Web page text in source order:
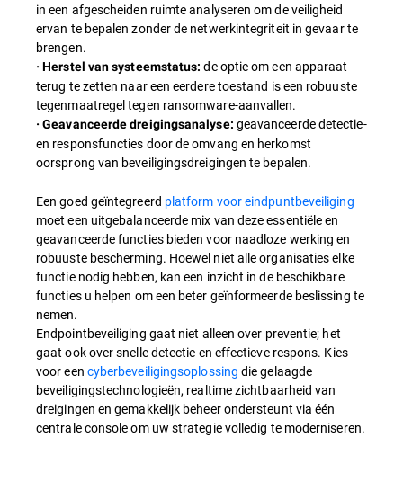
in een afgescheiden ruimte analyseren om de veiligheid
ervan te bepalen zonder de netwerkintegriteit in gevaar te
brengen.
· Herstel van systeemstatus: de optie om een apparaat
terug te zetten naar een eerdere toestand is een robuuste
tegenmaatregel tegen ransomware-aanvallen.
· Geavanceerde dreigingsanalyse: geavanceerde detectie-
en responsfuncties door de omvang en herkomst
oorsprong van beveiligingsdreigingen te bepalen.
Een goed geïntegreerd platform voor eindpuntbeveiliging
moet een uitgebalanceerde mix van deze essentiële en
geavanceerde functies bieden voor naadloze werking en
robuuste bescherming. Hoewel niet alle organisaties elke
functie nodig hebben, kan een inzicht in de beschikbare
functies u helpen om een beter geïnformeerde beslissing te
nemen.
Endpointbeveiliging gaat niet alleen over preventie; het
gaat ook over snelle detectie en effectieve respons. Kies
voor een cyberbeveiligingsoplossing die gelaagde
beveiligingstechnologieën, realtime zichtbaarheid van
dreigingen en gemakkelijk beheer ondersteunt via één
centrale console om uw strategie volledig te moderniseren.